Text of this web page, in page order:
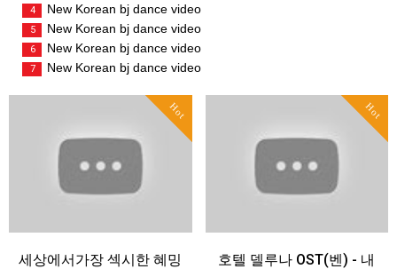
4 New Korean bj dance video
5 New Korean bj dance video
6 New Korean bj dance video
7 New Korean bj dance video
Hot
세상에서가장 섹시한 혜밍
Hot
호텔 델루나 OST(벤) - 내